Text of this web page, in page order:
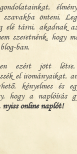
önteni.
elé tárni, akadnak
szeretnénk, hogy
ban.
ezért jött
el irományaikat,
kényelmes és
hogy a naplóírás
online naplót!